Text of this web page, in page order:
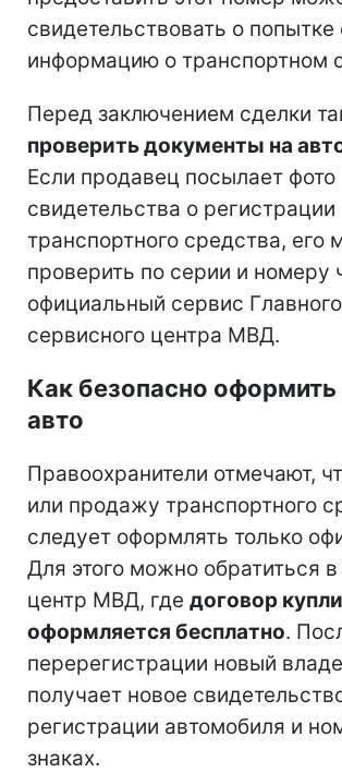
свидетельствовать о попытке
информацию о транспортном
Перед заключением сделки
проверить документы на
Если продавец посылает фото
свидетельства о регистрации
транспортного средства, его
проверить по серии и номеру
официальный сервис Главного
сервисного центра МВД.
Как безопасно оформить
авто
Правоохранители отмечают,
или продажу транспортного
следует оформлять только
Для этого можно обратиться
центр МВД, где договор
оформляется бесплатно.
перерегистрации новый
получает новое
регистрации автомобиля и
знаках.